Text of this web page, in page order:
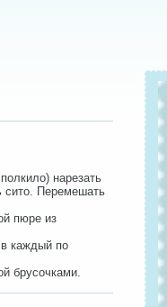
нарезать
сито. Перемешать
пюре из
каждый по
брусочками.